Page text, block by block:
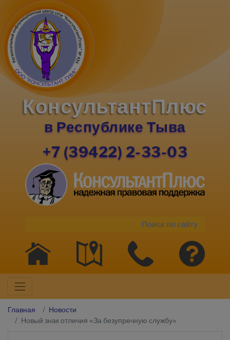
КонсультантПлюс
в Республике Тыва
+7 (39422) 2-33-03
Главная
Новости
Новый знак отличия «За безупречную службу»